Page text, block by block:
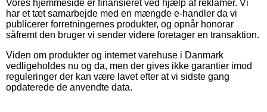
Vores hjemmeside er finansieret ved hjælp af reklamer. Vi
har et tæt samarbejde med en mængde e-handler da vi
publicerer forretningernes produkter, og opnår honorar
såfremt den bruger vi sender videre foretager en transaktion.
Viden om produkter og internet varehuse i Danmark
vedligeholdes nu og da, men der gives ikke garantier imod
reguleringer der kan være lavet efter at vi sidste gang
opdaterede de anvendte data.